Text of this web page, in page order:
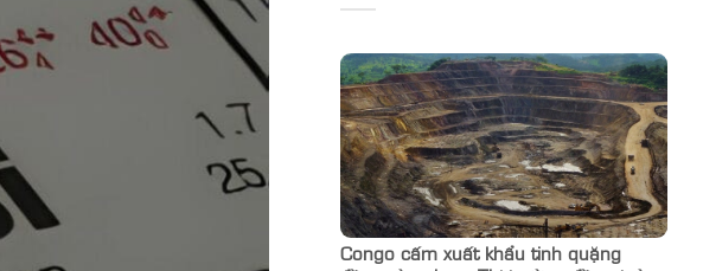
Congo cấm xuất khẩu tinh quặng